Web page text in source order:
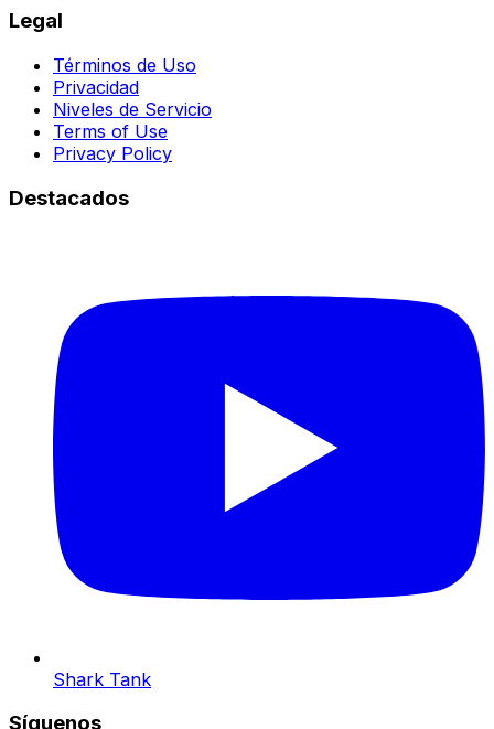
Legal
Términos de Uso
Privacidad
Niveles de Servicio
Terms of Use
Privacy Policy
Destacados
Shark Tank
Síguenos